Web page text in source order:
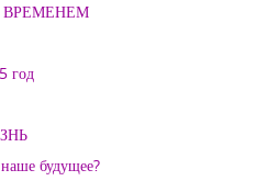
ВРЕМЕНЕМ
год
будущее?